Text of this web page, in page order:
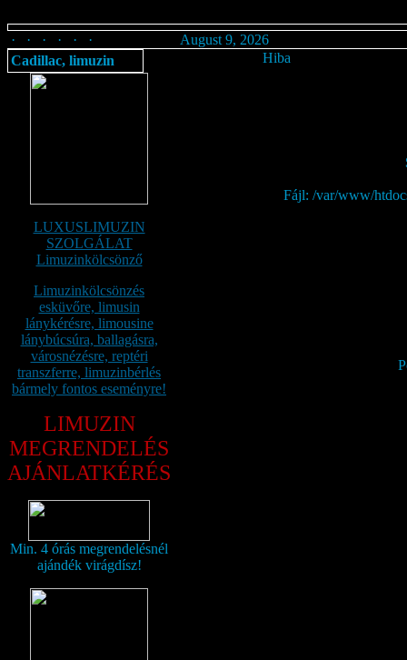
· · · · · ·
August 9, 2026
Cadillac, limuzin
LUXUSLIMUZIN
SZOLGÁLAT
Limuzinkölcsönző
Limuzinkölcsönzés
esküvőre, limusin
lánykérésre, limousine
lánybúcsúra, ballagásra,
városnézésre, reptéri
transzferre, limuzinbérlés
bármely fontos eseményre!
LIMUZIN
MEGRENDELÉS
AJÁNLATKÉRÉS
Min. 4 órás megrendelésnél
ajándék virágdísz!
Hiba
Fájl: /var/www/